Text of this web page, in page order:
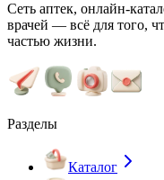
Сеть аптек, онлайн-
врачей — всё для того,
частью жизни.
Разделы
Каталог